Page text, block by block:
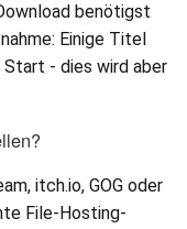
benötigst
Einige Titel
- dies wird aber
itch.io, GOG oder
File-Hosting-